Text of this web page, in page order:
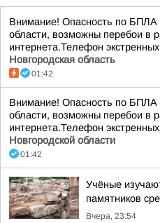
Внимание! Опасность по БПЛА
области, возможны перебои в
интернета.Телефон
Новгородская область
01:42
Внимание! Опасность по БПЛА
области, возможны перебои в
интернета.Телефон
Новгородской области
01:42
Учёные
памятников
Вчера, 23:54